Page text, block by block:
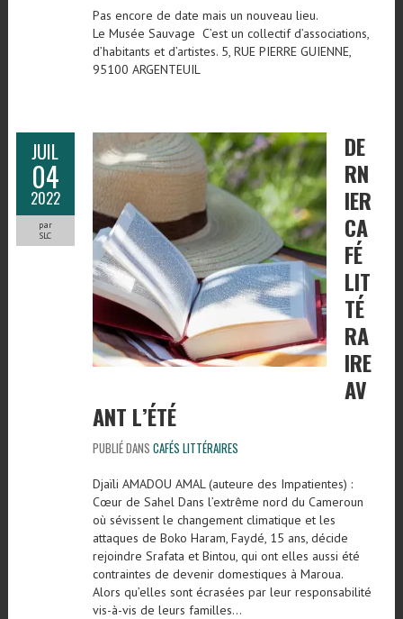
Pas encore de date mais un nouveau lieu.
Le Musée Sauvage C’est un collectif d’associations,
d’habitants et d’artistes. 5, RUE PIERRE GUIENNE,
95100 ARGENTEUIL
JUIL
04
2022
par
SLC
DE
RN
IER
CA
FÉ
LIT
TÉ
RA
IRE
AV
ANT L’ÉTÉ
PUBLIÉ DANS CAFÉS LITTÉRAIRES
Djaïli AMADOU AMAL (auteure des Impatientes) :
Cœur de Sahel Dans l’extrême nord du Cameroun
où sévissent le changement climatique et les
attaques de Boko Haram, Faydé, 15 ans, décide
rejoindre Srafata et Bintou, qui ont elles aussi été
contraintes de devenir domestiques à Maroua.
Alors qu’elles sont écrasées par leur responsabilité
vis-à-vis de leurs familles…